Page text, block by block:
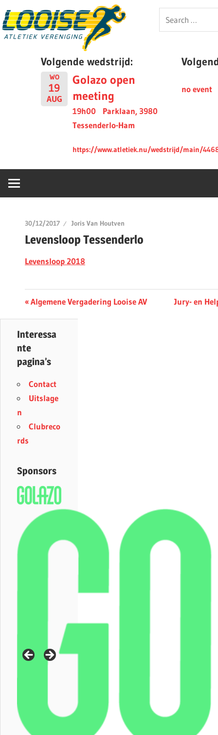
to
content
Looise
Search
for:
Volgende wedstrijd:
WO
19
AUG
Golazo open
meeting
19h00
Parklaan, 3980
Tessenderlo-Ham
https://www.atletiek.nu/wedstrijd/main/
no event
30/12/2017 Joris Van Houtven
Levensloop Tessenderlo
Levensloop 2018
Berichtnavigatie
Previous
Algemene Vergadering Looise AV
Next
Jury- en
Interessa
nte
pagina’s
Contact
Uitslage
n
Clubreco
rds
Sponsors